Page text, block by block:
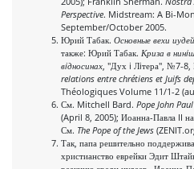
Perspective. Midstream: A Bi-
September/October 2005.
Юрий Табак. Основные вехи
также: Юрий Табак. Криза в
вiдносинах , "Дух i Лiтера", №7-8,
relations entre chrétiens et Juifs
Théologiques Volume 11/1-2
См. Mitchell Bard. Pope John
(April 8, 2005); Иоанна-Павла II
См. The Pope of the Jews
Так, папа решительно
христианство еврейки Эдит